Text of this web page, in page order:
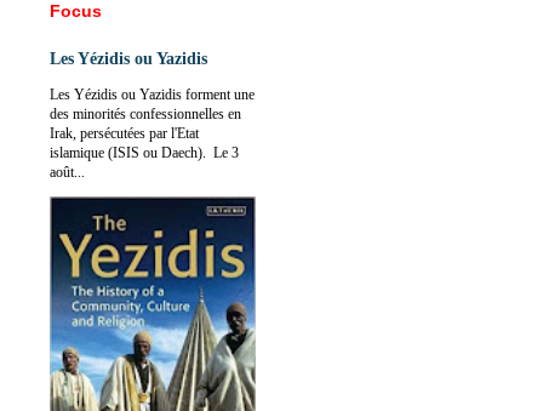
Focus
Les Yézidis ou Yazidis
Les Yézidis ou Yazidis forment une
des minorités confessionnelles en
Irak, persécutées par l'Etat
islamique (ISIS ou Daech). Le 3
août...